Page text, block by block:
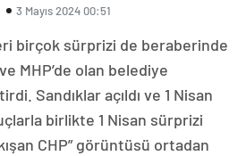
3 Mayıs 2024 00:51
birçok sürprizi de beraberinde
MHP’de olan belediye
Sandıklar açıldı ve 1 Nisan
birlikte 1 Nisan sürprizi
CHP” görüntüsü ortadan